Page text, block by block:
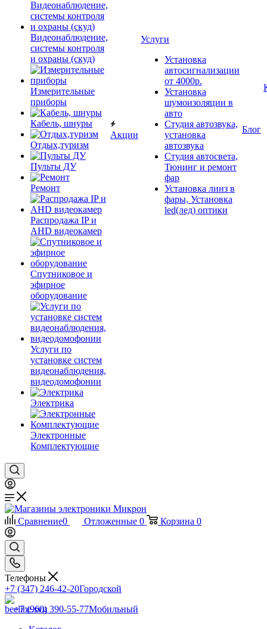
Видеонаблюдение,
системы контроля
и охраны (скуд)
Измерительные
приборы
Кабель, шнуры
Отдых,туризм
Пульты ДУ
Ремонт
Распродажа IP и
AHD видеокамер
Спутниковое и
эфирное
оборудование
Услуги по
установке систем
видеонаблюдения,
видеодомофонии
Электрика
Электронные
Комплектующие
Акции
Услуги
Установка
автосигнализации
от 4000р.
Установка
шумоизоляции в
авто
Студия автозвука,
установка
автозвука
Студия автосвета,
Тюнинг и ремонт
фар
Установка линз в
фары, Установка
led(лед) оптики
Блог
Сравнение0 Отложенные 0 Корзина 0
Телефоны
+7 (347) 246-42-20Городской
+7 (960) 390-55-77Мобильный